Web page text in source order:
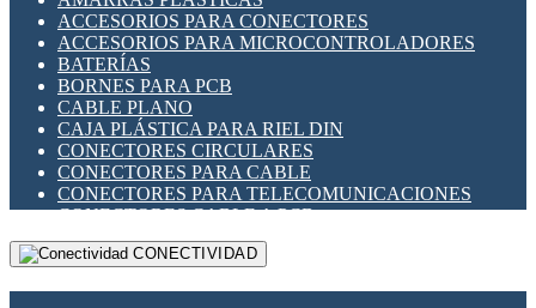
INDICADORES PARA PANEL
INTERFACES DE RELÉ
INTERRUPTORES FIN DE CARRERA
LLAVES CONMUTADORAS
MEDIDORES DE ENERGÍA Y TC'S DE CORRIENTE
MOTORES PASO A PASO
PANTALLAS HMI
PLC -CONTROLADORES LÓGICO PROGRAMABLES
PROGRAMADORES DE HORARIO
RELÉS DE PROTECCIÓN
SENSORES CAPACITIVOS
ACCESORIOS PARA CONECTORES
ACCESORIOS PARA MICROCONTROLADORES
BATERÍAS
BORNES PARA PCB
CABLE PLANO
CAJA PLÁSTICA PARA RIEL DIN
CONECTORES CIRCULARES
CONECTORES PARA CABLE
CONECTORES PARA TELECOMUNICACIONES
CONECTORES CABLE A PCB
CONECTORES PCB A CABLE
DIP SWITCHESCONECTIVIDAD